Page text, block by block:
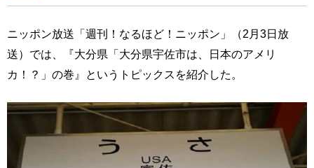
ニッポン放送「週刊！なるほど！ニッポン」（2月3日放
送）では、『大分県「大分県宇佐市は、日本のアメリ
カ！？」の巻』というトピックスを紹介した。